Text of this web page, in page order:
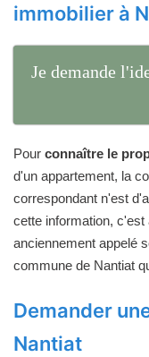
immobilier à
Je demande
Pour connaître le
d'un appartement, la
correspondant n'est
cette information, c'est
anciennement appelé
commune de Nantiat
Demander
Nantiat